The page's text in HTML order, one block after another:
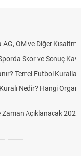
Ne Anlama
Kavramları
Organizasyonlarda
2026? ÖSYM Sonuç